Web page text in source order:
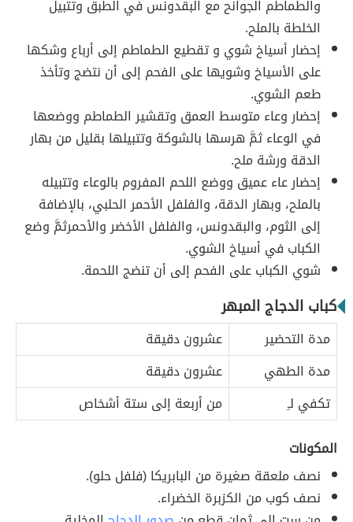
والطماطم الجوانح مع البقدونس في الطبق وتتبيل
الخلطة بالملح.
إحضار أسياخ شوي و تقطيع الطماطم إلى أرباع وشكها
على الأسياخ وشويها على الفحم إلى أن نتضج وتأخذ
طعم الشوي.
إحضار وعاء متوسط العمق وتقشير الطماطم ووضعها
في الوعاء ثمَّ هرسها بالشوكة وتتبيلها بقليل من بهار
الدقة ورشة ملح.
إحضار عاء عميق ووضع اللحم المفروم بالوعاء وتتبيله
بالملح، وبهار الدقة، والفلفل الأحمر الحلبي، بالإضافة
إلى الثوم، والبقدونس، والفلفل الأخضر والأحمرثمَّ وضع
الكباب في أسياخ الشوي.
شوي الكباب على الفحم إلى أن تنضج اللحمة.
كباب الدجاج المبهر
مدة التحضير
عشرون دقيقة
مدة الطهي
عشرون دقيقة
تكفي لـِ
من أربعة إلى ستة أشخاص
المكونات
نصف ملعقة صغيرة من البابريكا (فلفل حلو).
نصف كوب من الكزبرة الخضراء.